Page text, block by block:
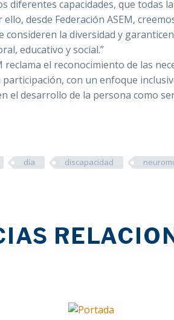
diferentes capacidades, que todas
desde Federación ASEM,
consideren la diversidad y
educativo y social.”
reclama el reconocimiento de las
participación, con un enfoque
el desarrollo de la persona como
día discapacidad